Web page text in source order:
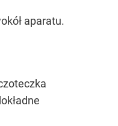
aparatu.